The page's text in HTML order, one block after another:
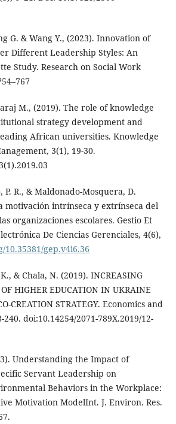
G. & Wang Y., (2023). Innovation of
Different Leadership Styles: An
Study. Research on Social Work
M., (2019). The role of knowledge
strategy development and
African universities. Knowledge
3(1), 19-30.
P. R., & Maldonado-Mosquera, D.
motivación intrínseca y extrínseca del
organizaciones escolares. Gestio Et
De Ciencias Gerenciales, 4(6),
10.35381/gep.v4i6.36
& Chala, N. (2019). INCREASING
HIGHER EDUCATION IN UKRAINE
CREATION STRATEGY. Economics and
240. doi:10.14254/2071-789X.2019/12-
Understanding the Impact of
Servant Leadership on
Behaviors in the Workplace:
Motivation ModelInt. J. Environ. Res.